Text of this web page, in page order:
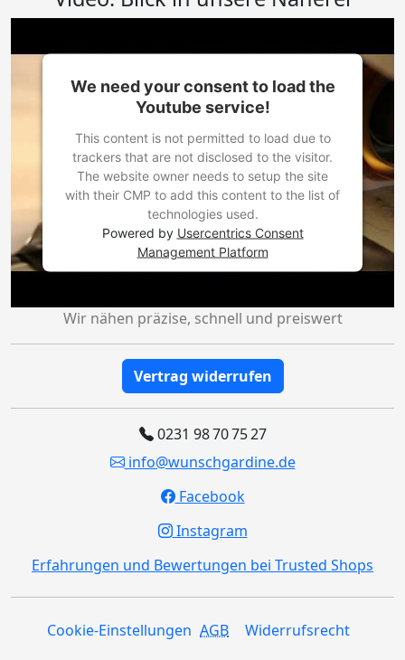
We need your consent to load the
Youtube service!
This content is not permitted to load due to
trackers that are not disclosed to the visitor.
The website owner needs to setup the site
with their CMP to add this content to the list of
technologies used.
Powered by Usercentrics Consent
Management Platform
Wir nähen präzise, schnell und preiswert
Vertrag widerrufen
0231 98 70 75 27
info@wunschgardine.de
Facebook
Instagram
Erfahrungen und Bewertungen bei Trusted Shops
Cookie-Einstellungen AGB
Widerrufsrecht